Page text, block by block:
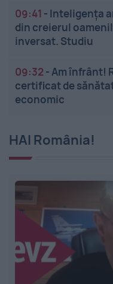
09:41 - Inteligența
din creierul
inversat. Studiu
09:32 -Am înfrânt!
certificat de
economic
HAI România!